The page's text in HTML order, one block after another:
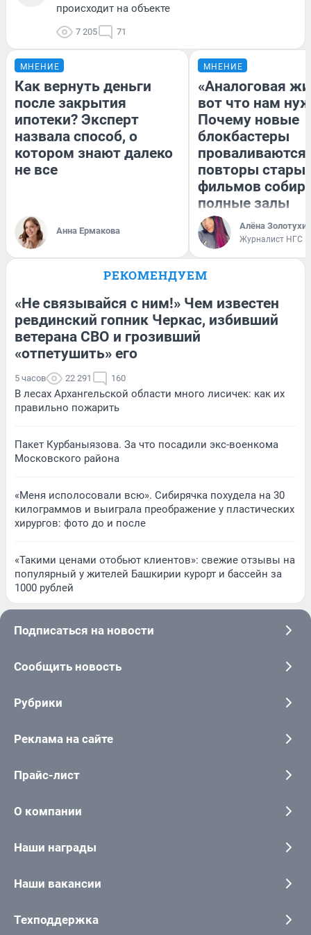
происходит на объекте
7 205 71
МНЕНИЕ
Как вернуть деньги
после закрытия
ипотеки? Эксперт
назвала способ, о
котором знают далеко
не все
Анна Ермакова
МНЕНИЕ
«Аналоговая
вот что нам
Почему новые
блокбастеры
повторы
фильмов
полные залы
Алёна
Журналист НГС
РЕКОМЕНДУЕМ
«Не связывайся с ним!» Чем известен
ревдинский гопник Черкас, избивший
ветерана СВО и грозивший
«отпетушить» его
5 часов 22 291 160
В лесах Архангельской области много лисичек: как их
правильно пожарить
Пакет Курбаныязова. За что посадили экс-военкома
Московского района
«Меня исполосовали всю». Сибирячка похудела на 30
килограммов и выиграла преображение у пластических
хирургов: фото до и после
«Такими ценами отобьют клиентов»: свежие отзывы на
популярный у жителей Башкирии курорт и бассейн за
1000 рублей
Подписаться на новости
Сообщить новость
Рубрики
Реклама на сайте
Прайс-лист
О компании
Наши награды
Наши вакансии
Техподдержка